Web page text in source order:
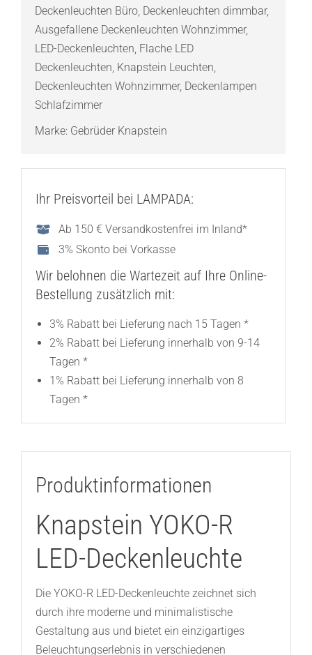
Deckenleuchten Büro, Deckenleuchten dimmbar,
Ausgefallene Deckenleuchten Wohnzimmer,
LED-Deckenleuchten, Flache LED
Deckenleuchten, Knapstein Leuchten,
Deckenleuchten Wohnzimmer, Deckenlampen
Schlafzimmer
Marke: Gebrüder Knapstein
Ihr Preisvorteil bei LAMPADA:
Ab 150 € Versandkostenfrei im Inland*
3% Skonto bei Vorkasse
Wir belohnen die Wartezeit auf Ihre Online-
Bestellung zusätzlich mit:
3% Rabatt bei Lieferung nach 15 Tagen *
2% Rabatt bei Lieferung innerhalb von 9-14
Tagen *
1% Rabatt bei Lieferung innerhalb von 8
Tagen *
Produktinformationen
Knapstein YOKO-R
LED-Deckenleuchte
Die YOKO-R LED-Deckenleuchte zeichnet sich
durch ihre moderne und minimalistische
Gestaltung aus und bietet ein einzigartiges
Beleuchtungserlebnis in verschiedenen